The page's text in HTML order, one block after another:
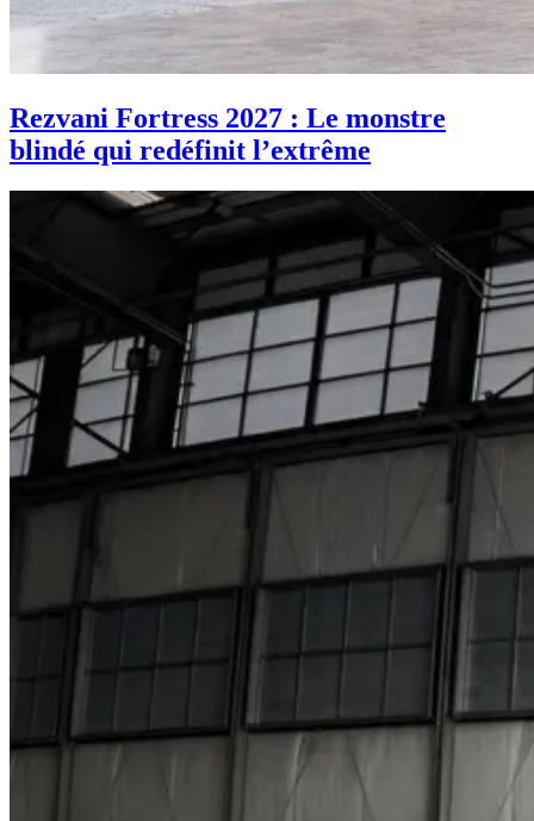
Rezvani Fortress 2027 : Le monstre
blindé qui redéfinit l’extrême